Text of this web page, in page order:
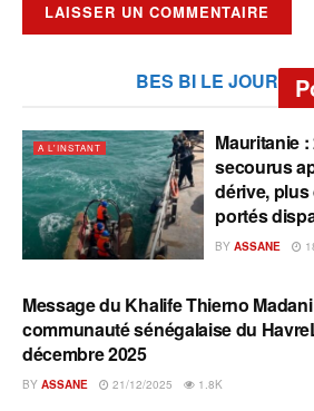
BES BI LE JOUR
A L'INSTANT
Mauritanie
secourus
dérive, plus
portés
BY ASSANE
A L'INSTANT
Message du Khalife Thierno Madani
communauté sénégalaise du
décembre 2025
BY ASSANE 21/12/2025 1.8K